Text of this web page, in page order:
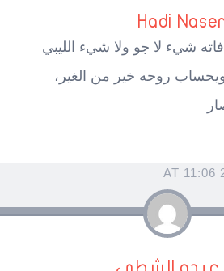
Hadi Naser
شيء لا جو ولا شيء الليبي
روحه خير من الغير،